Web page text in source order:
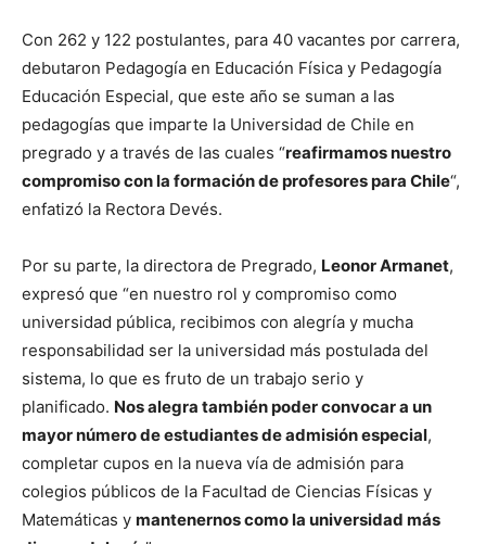
Con 262 y 122 postulantes, para 40 vacantes por carrera,
debutaron Pedagogía en Educación Física y Pedagogía
Educación Especial, que este año se suman a las
pedagogías que imparte la Universidad de Chile en
pregrado y a través de las cuales “reafirmamos nuestro
compromiso con la formación de profesores para Chile“,
enfatizó la Rectora Devés.
Por su parte, la directora de Pregrado, Leonor Armanet,
expresó que “en nuestro rol y compromiso como
universidad pública, recibimos con alegría y mucha
responsabilidad ser la universidad más postulada del
sistema, lo que es fruto de un trabajo serio y
planificado. Nos alegra también poder convocar a un
mayor número de estudiantes de admisión especial,
completar cupos en la nueva vía de admisión para
colegios públicos de la Facultad de Ciencias Físicas y
Matemáticas y mantenernos como la universidad más